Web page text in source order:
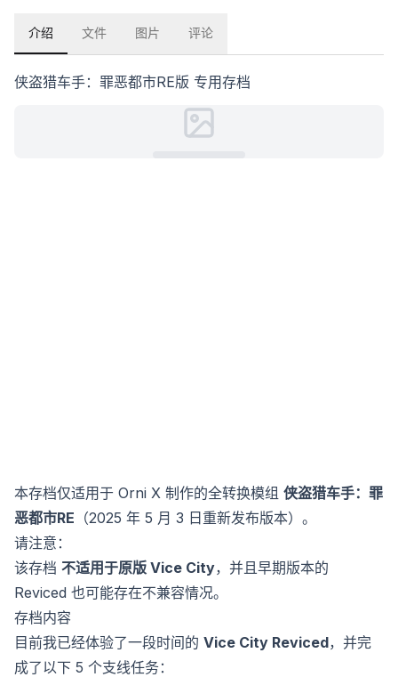
介绍 文件 图片 评论
侠盗猎车手：罪恶都市RE版 专用存档
本存档仅适用于 Orni X 制作的全转换模组 侠盗猎车手：罪
恶都市RE （2025 年 5 月 3 日重新发布版本）。
请注意：
该存档 不适用于原版 Vice City，并且早期版本的
Reviced 也可能存在不兼容情况。
存档内容
目前我已经体验了一段时间的 Vice City Reviced，并完
成了以下 5 个支线任务：